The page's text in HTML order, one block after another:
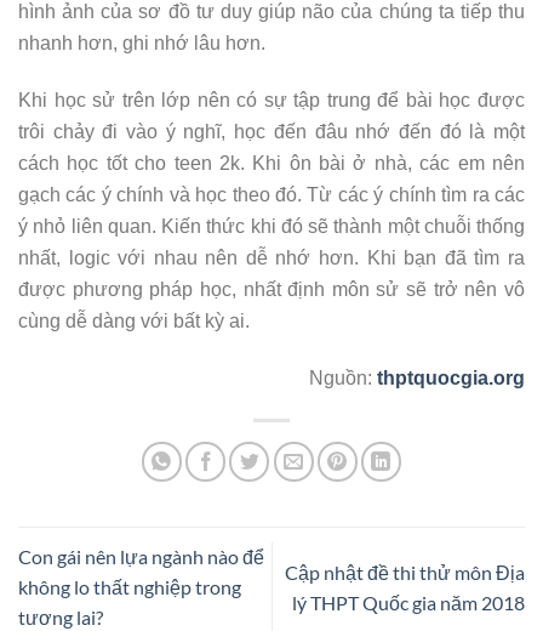
hình ảnh của sơ đồ tư duy giúp não của chúng ta tiếp thu
nhanh hơn, ghi nhớ lâu hơn.
Khi học sử trên lớp nên có sự tập trung để bài học được
trôi chảy đi vào ý nghĩ, học đến đâu nhớ đến đó là một
cách học tốt cho teen 2k. Khi ôn bài ở nhà, các em nên
gạch các ý chính và học theo đó. Từ các ý chính tìm ra các
ý nhỏ liên quan. Kiến thức khi đó sẽ thành một chuỗi thống
nhất, logic với nhau nên dễ nhớ hơn. Khi bạn đã tìm ra
được phương pháp học, nhất định môn sử sẽ trở nên vô
cùng dễ dàng với bất kỳ ai.
Nguồn: thptquocgia.org
Con gái nên lựa ngành nào để
không lo thất nghiệp trong
tương lai?
Cập nhật đề thi thử môn Địa
lý THPT Quốc gia năm 2018